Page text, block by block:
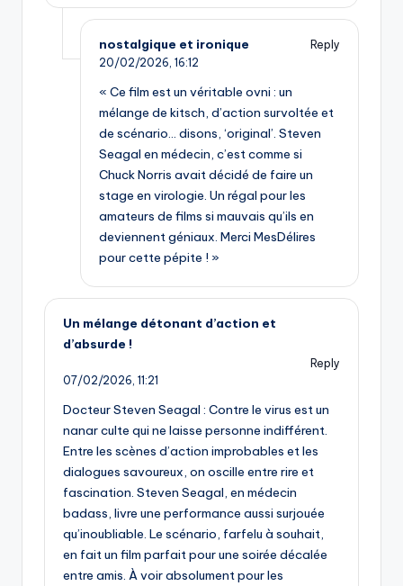
nostalgique et ironique
Reply
20/02/2026, 16:12
« Ce film est un véritable ovni : un
mélange de kitsch, d’action survoltée et
de scénario… disons, ‘original’. Steven
Seagal en médecin, c’est comme si
Chuck Norris avait décidé de faire un
stage en virologie. Un régal pour les
amateurs de films si mauvais qu’ils en
deviennent géniaux. Merci MesDélires
pour cette pépite ! »
Un mélange détonant d’action et
d’absurde !
Reply
07/02/2026, 11:21
Docteur Steven Seagal : Contre le virus est un
nanar culte qui ne laisse personne indifférent.
Entre les scènes d’action improbables et les
dialogues savoureux, on oscille entre rire et
fascination. Steven Seagal, en médecin
badass, livre une performance aussi surjouée
qu’inoubliable. Le scénario, farfelu à souhait,
en fait un film parfait pour une soirée décalée
entre amis. À voir absolument pour les